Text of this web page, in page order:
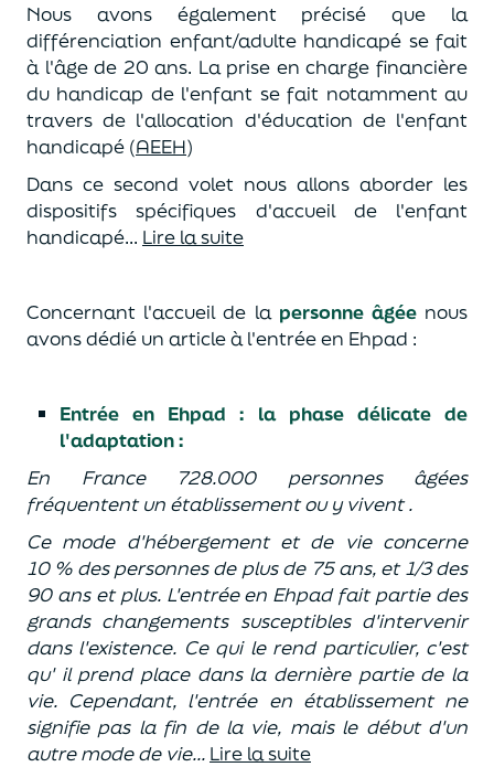
Nous avons également précisé que la
différenciation enfant/adulte handicapé se fait
à l'âge de 20 ans. La prise en charge financière
du handicap de l'enfant se fait notamment au
travers de l'allocation d'éducation de l'enfant
handicapé (AEEH)
Dans ce second volet nous allons aborder les
dispositifs spécifiques d'accueil de l'enfant
handicapé... Lire la suite
Concernant l'accueil de la personne âgée nous
avons dédié un article à l'entrée en Ehpad :
Entrée en Ehpad : la phase délicate de
l'adaptation :
En France 728.000 personnes âgées
fréquentent un établissement ou y vivent .
Ce mode d'hébergement et de vie concerne
10 % des personnes de plus de 75 ans, et 1/3 des
90 ans et plus. L'entrée en Ehpad fait partie des
grands changements susceptibles d'intervenir
dans l'existence. Ce qui le rend particulier, c'est
qu' il prend place dans la dernière partie de la
vie. Cependant, l'entrée en établissement ne
signifie pas la fin de la vie, mais le début d'un
autre mode de vie... Lire la suite